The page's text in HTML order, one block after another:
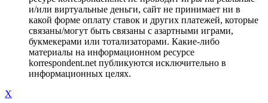
и/или виртуальные деньги, сайт не принимает ни в
какой форме оплату ставок и других платежей, которые
связаны/могут быть связаны с азартными играми,
букмекерами или тотализаторами. Какие-либо
материалы на информационном ресурсе
korrespondent.net публикуются исключительно в
информационных целях.
X